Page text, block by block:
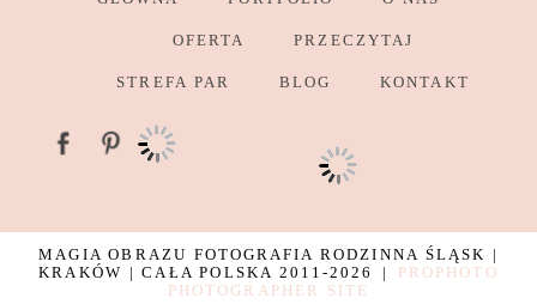
OFERTA PRZECZYTAJ
STREFA PAR BLOG KONTAKT
MAGIA OBRAZU FOTOGRAFIA RODZINNA ŚLĄSK |
KRAKÓW | CAŁA POLSKA 2011-2026
|
PROPHOTO
PHOTOGRAPHER SITE